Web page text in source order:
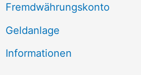
Fremdwährungskonto
Geldanlage
Informationen